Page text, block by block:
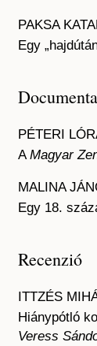
PAKSA
Egy
Documenta
PÉTERI
AMagyar
MALINA
Egy 18.
Recenzió
ITTZÉS
Hiánypótló
Veress